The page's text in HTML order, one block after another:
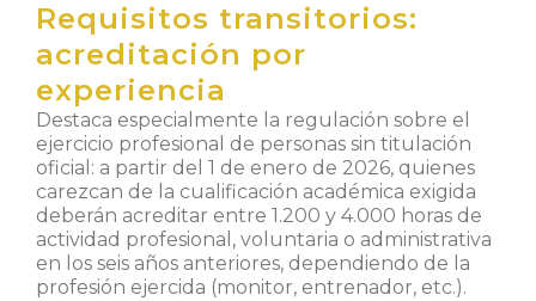
Requisitos transitorios:
acreditación por
experiencia
Destaca especialmente la regulación sobre el
ejercicio profesional de personas sin titulación
oficial: a partir del 1 de enero de 2026, quienes
carezcan de la cualificación académica exigida
deberán acreditar entre 1.200 y 4.000 horas de
actividad profesional, voluntaria o administrativa
en los seis años anteriores, dependiendo de la
profesión ejercida (monitor, entrenador, etc.).